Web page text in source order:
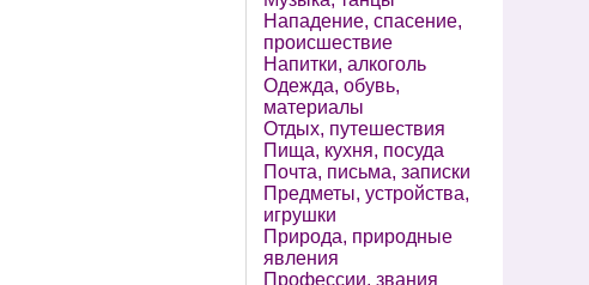
Нападение, спасение,
происшествие
Напитки, алкоголь
Одежда, обувь,
материалы
Отдых, путешествия
Пища, кухня, посуда
Почта, письма, записки
Предметы, устройства,
игрушки
Природа, природные
явления
Профессии, звания